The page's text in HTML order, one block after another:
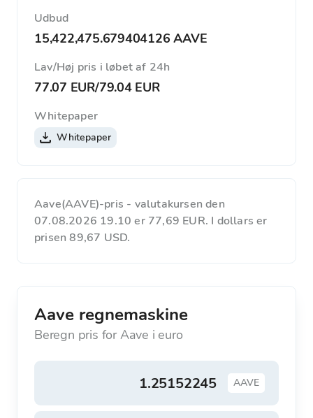
Udbud
15,422,475.679404126 AAVE
Lav/Høj pris i løbet af 24h
77.07 EUR/79.04 EUR
Whitepaper
Whitepaper
Aave(AAVE)-pris - valutakursen den
07.08.2026 19.10 er 77,69 EUR. I dollars er
prisen 89,67 USD.
Aave regnemaskine
Beregn pris for Aave i euro
AAVE